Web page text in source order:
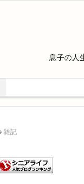
息子の人
雑記